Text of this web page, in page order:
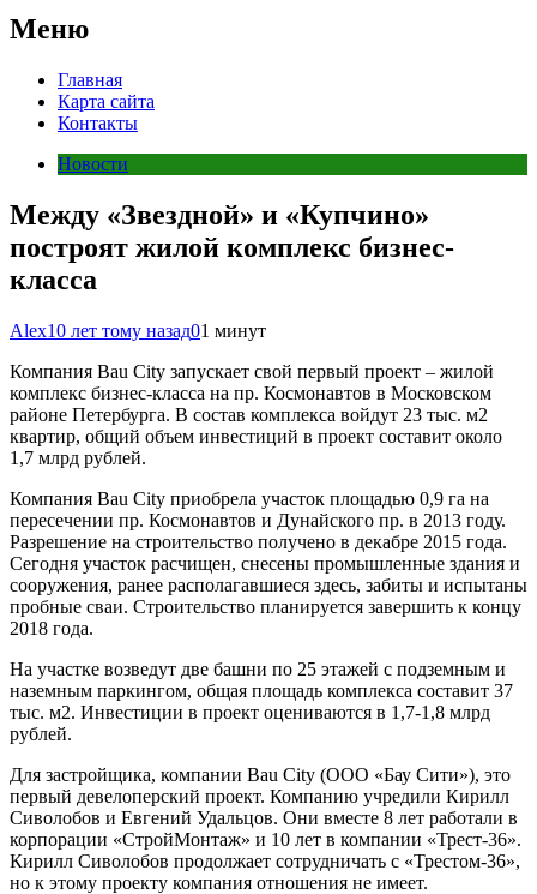
Меню
Главная
Карта сайта
Контакты
Новости
Между «Звездной» и «Купчино»
построят жилой комплекс бизнес-
класса
Alex10 лет тому назад01 минут
Компания Bau City запускает свой первый проект – жилой
комплекс бизнес-класса на пр. Космонавтов в Московском
районе Петербурга. В состав комплекса войдут 23 тыс. м2
квартир, общий объем инвестиций в проект составит около
1,7 млрд рублей.
Компания Bau City приобрела участок площадью 0,9 га на
пересечении пр. Космонавтов и Дунайского пр. в 2013 году.
Разрешение на строительство получено в декабре 2015 года.
Сегодня участок расчищен, снесены промышленные здания и
сооружения, ранее располагавшиеся здесь, забиты и испытаны
пробные сваи. Строительство планируется завершить к концу
2018 года.
На участке возведут две башни по 25 этажей с подземным и
наземным паркингом, общая площадь комплекса составит 37
тыс. м2. Инвестиции в проект оцениваются в 1,7-1,8 млрд
рублей.
Для застройщика, компании Bau City (ООО «Бау Сити»), это
первый девелоперский проект. Компанию учредили Кирилл
Сиволобов и Евгений Удальцов. Они вместе 8 лет работали в
корпорации «СтройМонтаж» и 10 лет в компании «Трест-36».
Кирилл Сиволобов продолжает сотрудничать с «Трестом-36»,
но к этому проекту компания отношения не имеет.